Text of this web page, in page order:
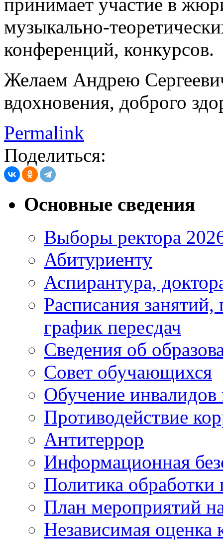
музыкально-
конференций, конкурсов.
Желаем Андрею
вдохновения, доброго
Permalink
Поделиться:
Основные сведения
Выборы ректора
Абитуриенту
Аспирантура,
Расписания
график пересдач
Сведения об
Совет обучающихся
Обучение
Противодействие
Антитеррор
Информационная
Политика
План мероприятий
Независимая оценка